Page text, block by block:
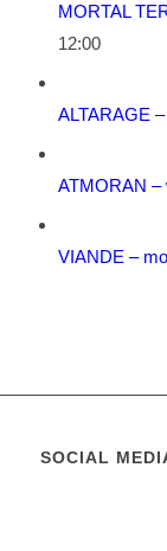
MORTAL
12:00
ALTARAGE
ATMORAN –
VIANDE –
SOCIAL